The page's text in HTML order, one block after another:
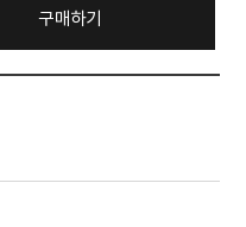
구매하기